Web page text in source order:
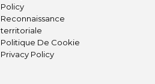
Policy
Reconnaissance
territoriale
Politique De Cookie
Privacy Policy